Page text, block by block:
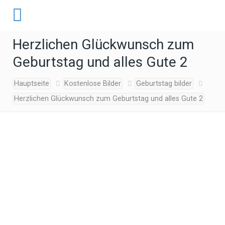
Herzlichen Glückwunsch zum
Geburtstag und alles Gute 2
Hauptseite Kostenlose Bilder
Geburtstag bilder
Herzlichen Glückwunsch zum Geburtstag und alles Gute 2